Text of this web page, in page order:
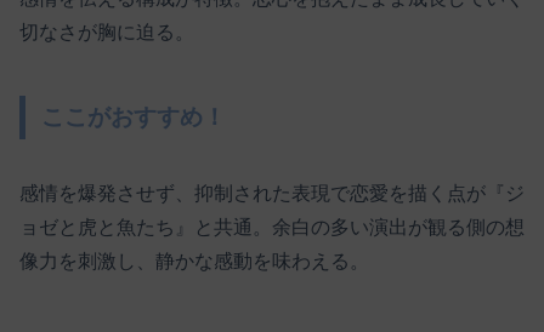
切なさが胸に迫る。
ここがおすすめ！
感情を爆発させず、抑制された表現で恋愛を描く点が『ジ
ョゼと虎と魚たち』と共通。余白の多い演出が観る側の想
像力を刺激し、静かな感動を味わえる。